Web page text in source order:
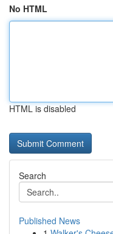
No HTML
HTML is disabled
Search
Published News